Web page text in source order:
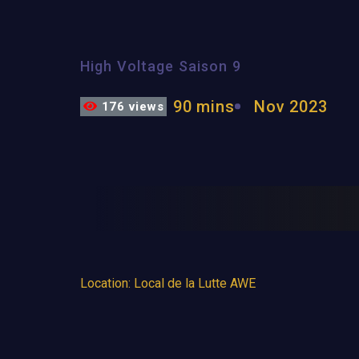
High Voltage Saison 9
176 views 90 mins Nov 2023
Location: Local de la Lutte AWE